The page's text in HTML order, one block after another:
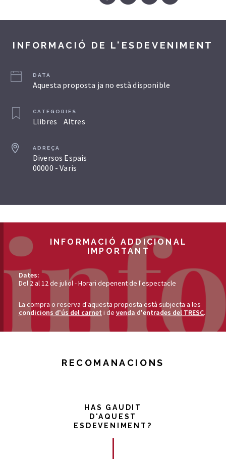
INFORMACIÓ DE L'ESDEVENIMENT
DATA
Aquesta proposta ja no està disponible
CATEGORIES
Llibres Altres
ADREÇA
Diversos Espais
00000 - Varis
INFORMACIÓ ADDICIONAL
IMPORTANT
Dates:
Del 2 al 12 de juliol - Horari depenent de l'espectacle
La compra o reserva d'aquesta proposta està subjecta a les
condicions d'ús del carnet i de venda d'entrades del TRESC.
RECOMANACIONS
HAS GAUDIT
D'AQUEST
ESDEVENIMENT?